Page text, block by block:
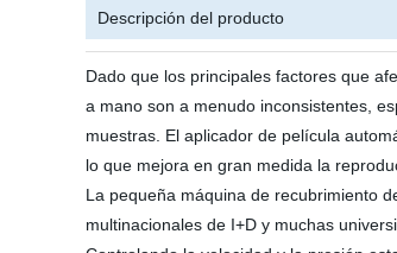
Descripción del producto
Dado que los principales factores que
a mano son a menudo inconsistentes,
muestras. El aplicador de película
lo que mejora en gran medida la
La pequeña máquina de recubrimiento
multinacionales de I+D y muchas